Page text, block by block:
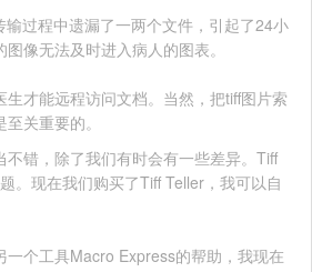
过程中遗漏了一两个文件，引起了24小
像无法及时进入病人的图表。
生才能远程访问文档。当然，把tiff图片索
关重要的。
不错，除了我们有时会有一些差异。Tiff
。现在我们购买了Tiff Teller，我可以自
一个工具Macro Express的帮助，我现在